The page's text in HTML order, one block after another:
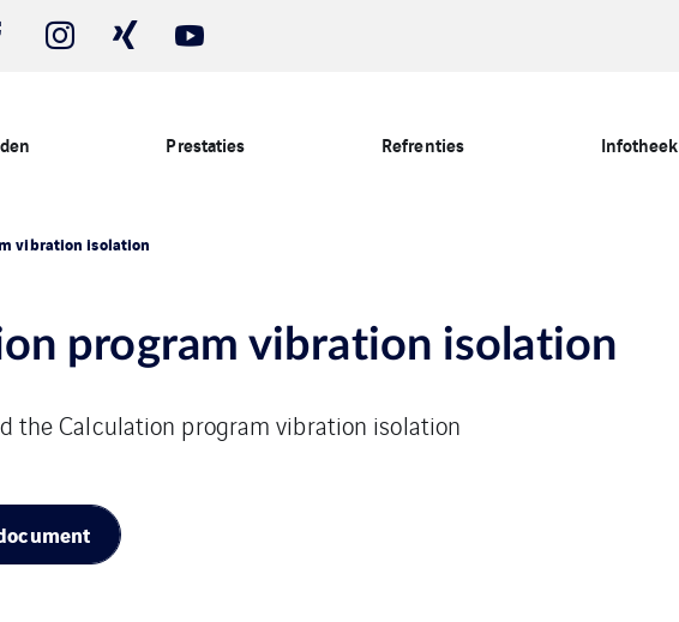
Prestaties Refrenties Infotheek
vibration isolation
program vibration isolation
the Calculation program vibration isolation